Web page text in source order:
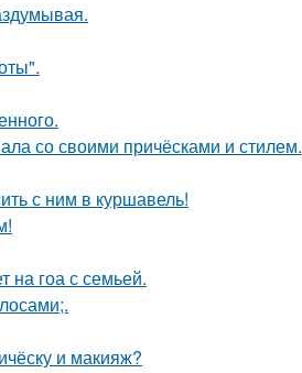
со своими причёсками и стилем.
с ним в куршавель!
на гоа с семьей.
и макияж?